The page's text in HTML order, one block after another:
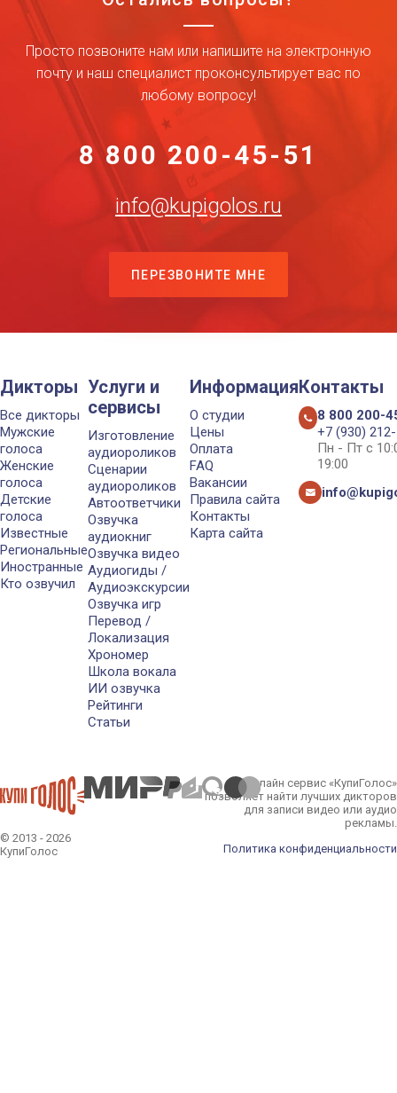
Просто позвоните нам или напишите на электронную
почту и наш специалист проконсультирует вас по
любому вопросу!
8 800 200-45-51
info@kupigolos.ru
ПЕРЕЗВОНИТЕ МНЕ
Дикторы
Все дикторы
Мужские
голоса
Женские
голоса
Детские
голоса
Известные
Региональные
Иностранные
Кто озвучил
Услуги и
сервисы
Изготовление
аудиороликов
Сценарии
аудиороликов
Автоответчики
Озвучка
аудиокниг
Озвучка видео
Аудиогиды /
Аудиоэкскурсии
Озвучка игр
Перевод /
Локализация
Хрономер
Школа вокала
ИИ озвучка
Рейтинги
Статьи
Информация
О студии
Цены
Оплата
FAQ
Вакансии
Правила сайта
Контакты
Карта сайта
Контакты
8 800 200-
+7 (930)
Пн - Пт с
19:00
© 2013 - 2026
КупиГолос
Онлайн сервис «КупиГолос»
позволяет найти лучших дикторов
для записи видео или аудио
рекламы.
Политика конфиденциальности